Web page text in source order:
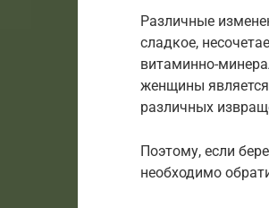
Различные
сладкое,
витаминно-
женщины является
различных
Поэтому, если
необходимо